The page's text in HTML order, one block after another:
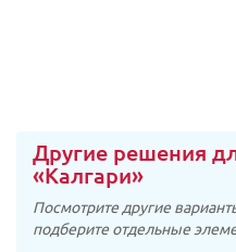
Другие решения
«Калгари»
Посмотрите другие
подберите отдельные